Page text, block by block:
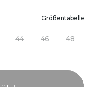
Größentabelle
44 46 48